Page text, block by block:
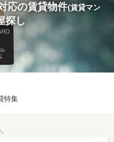
応の賃貸物件(賃貸マン
探し
特集